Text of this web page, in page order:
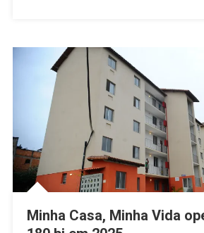
Minha Casa, Minha Vida